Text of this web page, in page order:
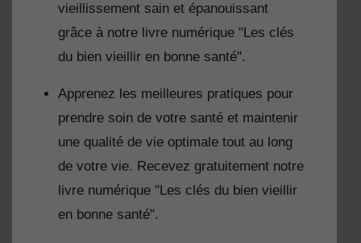
vieillissement sain et épanouissant
grâce à notre livre numérique "Les clés
du bien vieillir en bonne santé".
Apprenez les meilleures pratiques pour
prendre soin de votre santé et maintenir
une qualité de vie optimale tout au long
de votre vie. Recevez gratuitement notre
livre numérique "Les clés du bien vieillir
en bonne santé".